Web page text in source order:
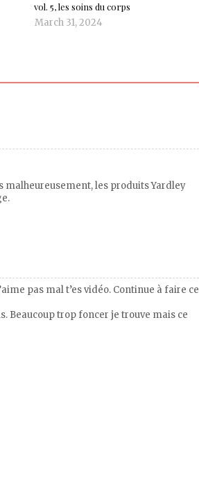
vol. 5, les soins du corps
March 31, 2024
malheureusement, les produits Yardley
pas mal t’es vidéo. Continue à faire ce
Beaucoup trop foncer je trouve mais ce